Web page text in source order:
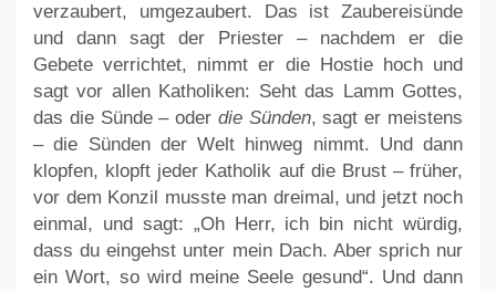
verzaubert, umgezaubert. Das ist Zaubereisünde
und dann sagt der Priester – nachdem er die
Gebete verrichtet, nimmt er die Hostie hoch und
sagt vor allen Katholiken: Seht das Lamm Gottes,
das die Sünde – oder die Sünden, sagt er meistens
– die Sünden der Welt hinweg nimmt. Und dann
klopfen, klopft jeder Katholik auf die Brust – früher,
vor dem Konzil musste man dreimal, und jetzt noch
einmal, und sagt: „Oh Herr, ich bin nicht würdig,
dass du eingehst unter mein Dach. Aber sprich nur
ein Wort, so wird meine Seele gesund“. Und dann